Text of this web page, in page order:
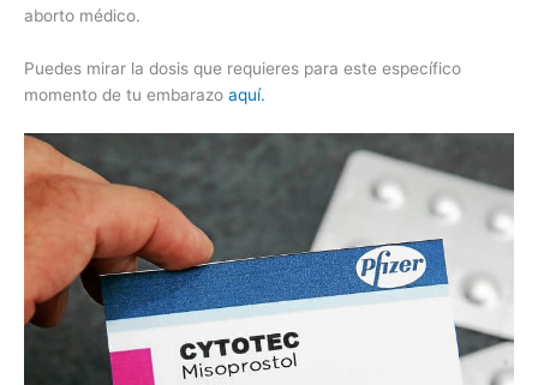
aborto médico.
Puedes mirar la dosis que requieres para este específico
momento de tu embarazo aquí.